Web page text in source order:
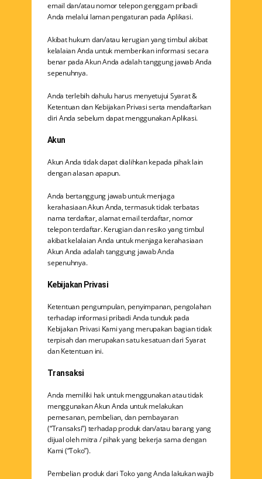
email dan/atau nomor telepon genggam pribadi
Anda melalui laman pengaturan pada Aplikasi.
Akibat hukum dan/atau kerugian yang timbul akibat
kelalaian Anda untuk memberikan informasi secara
benar pada Akun Anda adalah tanggung jawab Anda
sepenuhnya.
Anda terlebih dahulu harus menyetujui Syarat &
Ketentuan dan Kebijakan Privasi serta mendaftarkan
diri Anda sebelum dapat menggunakan Aplikasi.
Akun
Akun Anda tidak dapat dialihkan kepada pihak lain
dengan alasan apapun.
Anda bertanggung jawab untuk menjaga
kerahasiaan Akun Anda, termasuk tidak terbatas
nama terdaftar, alamat email terdaftar, nomor
telepon terdaftar. Kerugian dan resiko yang timbul
akibat kelalaian Anda untuk menjaga kerahasiaan
Akun Anda adalah tanggung jawab Anda
sepenuhnya.
Kebijakan Privasi
Ketentuan pengumpulan, penyimpanan, pengolahan
terhadap informasi pribadi Anda tunduk pada
Kebijakan Privasi Kami yang merupakan bagian tidak
terpisah dan merupakan satu kesatuan dari Syarat
dan Ketentuan ini.
Transaksi
Anda memiliki hak untuk menggunakan atau tidak
menggunakan Akun Anda untuk melakukan
pemesanan, pembelian, dan pembayaran
(“Transaksi”) terhadap produk dan/atau barang yang
dijual oleh mitra / pihak yang bekerja sama dengan
Kami (“Toko”).
Pembelian produk dari Toko yang Anda lakukan wajib